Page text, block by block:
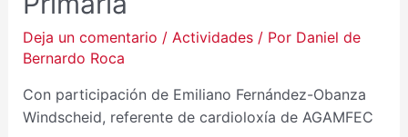
Deja un comentario / Actividades/ Por Daniel de
Bernardo Roca
Con participación de Emiliano Fernández-Obanza
Windscheid, referente de cardioloxía de AGAMFEC